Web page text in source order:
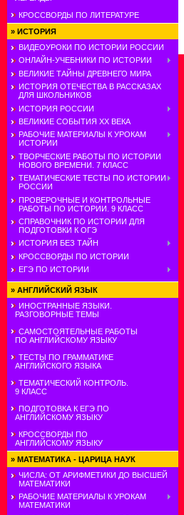
КРОССВОРДЫ ПО ЛИТЕРАТУРЕ
» ИСТОРИЯ
ВИДЕОУРОКИ ПО ИСТОРИИ РОССИИ
ОНЛАЙН-УЧЕБНИКИ ПО ИСТОРИИ
ВЕЛИКИЕ ТАЙНЫ ДРЕВНЕГО МИРА
ИСТОРИЯ ОТЕЧЕСТВА В РАССКАЗАХ
ДЛЯ ШКОЛЬНИКОВ
ИСТОРИЯ РОССИИ
ВЕЛИКИЕ СОБЫТИЯ ХХ ВЕКА
РАБОЧИЕ МАТЕРИАЛЫ К УРОКАМ
ИСТОРИИ
ТВОРЧЕСКИЕ РАБОТЫ ПО ИСТОРИИ
НОВОГО ВРЕМЕНИ. 7 КЛАСС
ТЕМАТИЧЕСКИЕ ТЕСТЫ ПО ИСТОРИИ
РОССИИ
ПРОВЕРОЧНЫЕ И КОНТРОЛЬНЫЕ
РАБОТЫ ПО ИСТОРИИ. 9 КЛАСС
СПРАВОЧНИК ПО ИСТОРИИ ДЛЯ
ПОДГОТОВКИ К ОГЭ
ИСТОРИЯ БЕЗ ТАЙН
КРОССВОРДЫ ПО ИСТОРИИ
ЕГЭ ПО ИСТОРИИ
» АНГЛИЙСКИЙ ЯЗЫК
ИНОСТРАННЫЕ ЯЗЫКИ.
РАЗГОВОРНЫЕ ТЕМЫ
САМОСТОЯТЕЛЬНЫЕ РАБОТЫ
ПО АНГЛИЙСКОМУ ЯЗЫКУ
ТЕСТЫ ПО ГРАММАТИКЕ
АНГЛИЙСКОГО ЯЗЫКА
ТЕМАТИЧЕСКИЙ КОНТРОЛЬ.
9 КЛАСС
ПОДГОТОВКА К ЕГЭ ПО
АНГЛИЙСКОМУ ЯЗЫКУ
КРОССВОРДЫ ПО
АНГЛИЙСКОМУ ЯЗЫКУ
» МАТЕМАТИКА - ЦАРИЦА НАУК
ЧИСЛА: ОТ АРИФМЕТИКИ ДО ВЫСШЕЙ
МАТЕМАТИКИ
РАБОЧИЕ МАТЕРИАЛЫ К УРОКАМ
МАТЕМАТИКИ